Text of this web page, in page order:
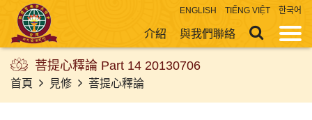
ENGLISH TIẾNG VIỆT 한국어
介紹 與我們聯絡
菩提心釋論 Part 14 20130706
首頁 見修 菩提心釋論